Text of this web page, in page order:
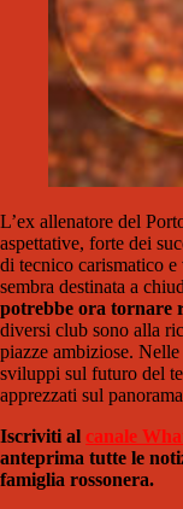
L’ex allenatore del
aspettative, forte dei
di tecnico carismatico
sembra destinata a
potrebbe ora tornare
diversi club sono alla
piazze ambiziose.
sviluppi sul futuro del
apprezzati sul
Iscriviti al canale
anteprima tutte le
famiglia rossonera.